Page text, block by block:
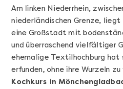
Am linken Niederrhein,
niederländischen Grenze, liegt
eine Großstadt mit
und überraschend vielfältiger
ehemalige Textilhochburg hat
erfunden, ohne ihre Wurzeln zu
Kochkurs in